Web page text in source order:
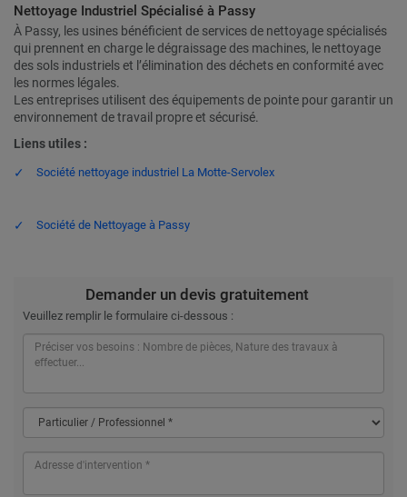
Nettoyage Industriel Spécialisé à Passy
À Passy, les usines bénéficient de services de nettoyage spécialisés
qui prennent en charge le dégraissage des machines, le nettoyage
des sols industriels et l’élimination des déchets en conformité avec
les normes légales.
Les entreprises utilisent des équipements de pointe pour garantir un
environnement de travail propre et sécurisé.
Liens utiles :
Société nettoyage industriel La Motte-Servolex
Société de Nettoyage à Passy
Demander un devis gratuitement
Veuillez remplir le formulaire ci-dessous :